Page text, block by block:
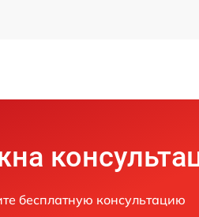
бесплатную консультацию